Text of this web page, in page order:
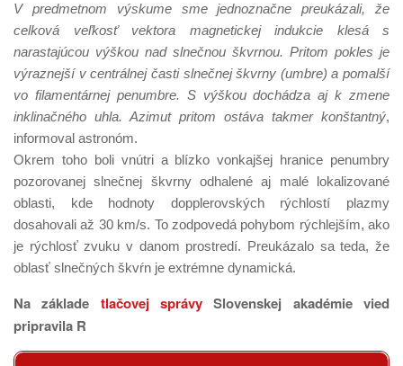
V predmetnom výskume sme jednoznačne preukázali, že
celková veľkosť vektora magnetickej indukcie klesá s
narastajúcou výškou nad slnečnou škvrnou. Pritom pokles je
výraznejší v centrálnej časti slnečnej škvrny (umbre) a pomalší
vo filamentárnej penumbre. S výškou dochádza aj k zmene
inklinačného uhla. Azimut pritom ostáva takmer konštantný,
informoval astronóm.
Okrem toho boli vnútri a blízko vonkajšej hranice penumbry
pozorovanej slnečnej škvrny odhalené aj malé lokalizované
oblasti, kde hodnoty dopplerovských rýchlostí plazmy
dosahovali až 30 km/s. To zodpovedá pohybom rýchlejším, ako
je rýchlosť zvuku v danom prostredí. Preukázalo sa teda, že
oblasť slnečných škvŕn je extrémne dynamická.
Na základe tlačovej správy Slovenskej akadémie vied
pripravila R